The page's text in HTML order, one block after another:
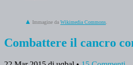
Immagine da Wikimedia Commons
Combattere il cancro